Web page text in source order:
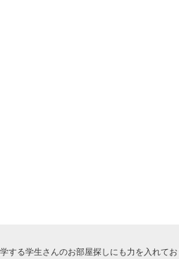
する学生さんのお部屋探しにも力を入れて